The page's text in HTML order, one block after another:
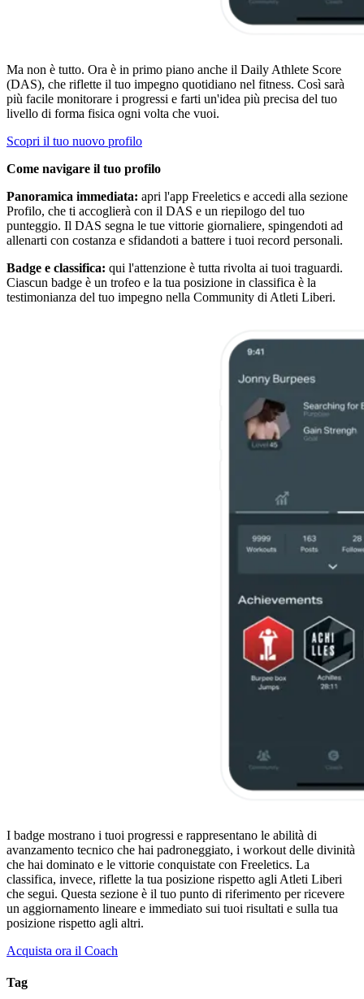
Ma non è tutto. Ora è in primo piano anche il Daily Athlete Score
(DAS), che riflette il tuo impegno quotidiano nel fitness. Così sarà
più facile monitorare i progressi e farti un'idea più precisa del tuo
livello di forma fisica ogni volta che vuoi.
Scopri il tuo nuovo profilo
Come navigare il tuo profilo
Panoramica immediata: apri l'app Freeletics e accedi alla sezione
Profilo, che ti accoglierà con il DAS e un riepilogo del tuo
punteggio. Il DAS segna le tue vittorie giornaliere, spingendoti ad
allenarti con costanza e sfidandoti a battere i tuoi record personali.
Badge e classifica: qui l'attenzione è tutta rivolta ai tuoi traguardi.
Ciascun badge è un trofeo e la tua posizione in classifica è la
testimonianza del tuo impegno nella Community di Atleti Liberi.
I badge mostrano i tuoi progressi e rappresentano le abilità di
avanzamento tecnico che hai padroneggiato, i workout delle divinità
che hai dominato e le vittorie conquistate con Freeletics. La
classifica, invece, riflette la tua posizione rispetto agli Atleti Liberi
che segui. Questa sezione è il tuo punto di riferimento per ricevere
un aggiornamento lineare e immediato sui tuoi risultati e sulla tua
posizione rispetto agli altri.
Acquista ora il Coach
Tag